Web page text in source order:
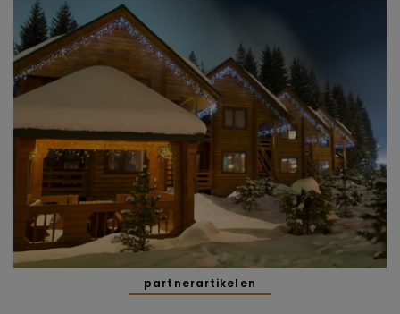
partnerartikelen